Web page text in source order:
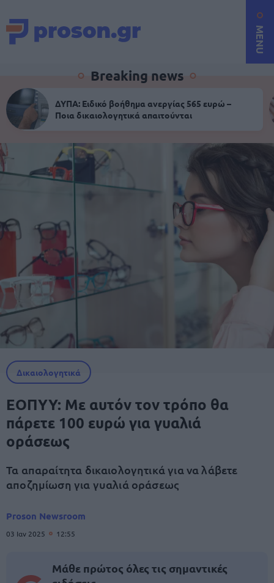
MENU
Breaking news
ΔΥΠΑ: Ειδικό βοήθημα ανεργίας 565 ευρώ –
Ποια δικαιολογητικά απαιτούνται
Δικαιολογητικά
ΕΟΠΥΥ: Με αυτόν τον τρόπο θα
πάρετε 100 ευρώ για γυαλιά
οράσεως
Τα απαραίτητα δικαιολογητικά για να λάβετε
αποζημίωση για γυαλιά οράσεως
Proson Newsroom
03 Ιαν 2025 12:55
Μάθε πρώτος όλες τις σημαντικές